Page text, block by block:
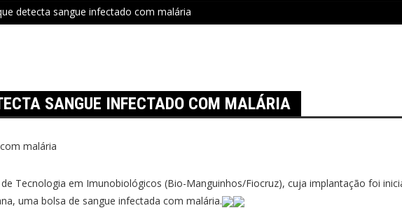
detecta sangue infectado com malária
SANGUE INFECTADO COM MALÁRIA
Tecnologia em Imunobiológicos (Bio-Manguinhos/Fiocruz), cuja implantação foi
uma bolsa de sangue infectada com malária.